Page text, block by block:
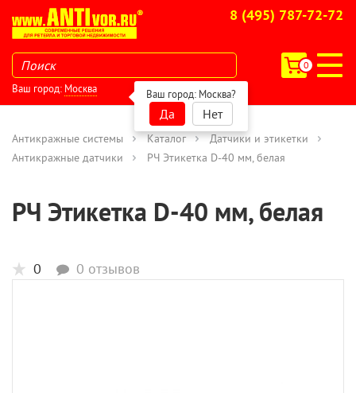
8 (495) 787-72-72
0
Ваш город: Москва Ваш город: Москва?
Да Нет
Антикражные системы Каталог
Датчики и этикетки
Антикражные датчики
РЧ Этикетка D-40 мм, белая
РЧ Этикетка D-40 мм, белая
0 0 отзывов